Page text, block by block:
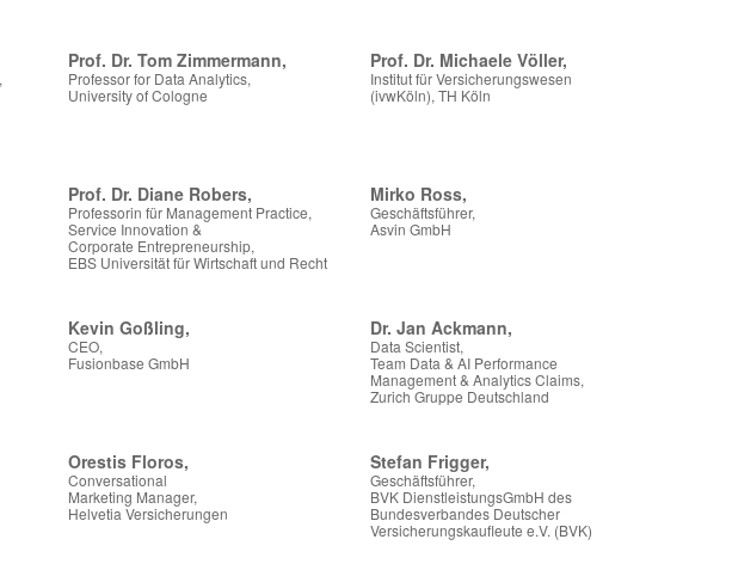
Prof. Dr. Tom Zimmermann,
Professor for Data Analytics,
University of Cologne
Prof. Dr. Michaele Völler,
Institut für Versicherungswesen
(ivwKöln), TH Köln
Prof. Dr. Diane Robers,
Professorin für Management Practice,
Service Innovation &
Corporate Entrepreneurship,
EBS Universität für Wirtschaft und Recht
Mirko Ross,
Geschäftsführer,
Asvin GmbH
Kevin Goßling,
CEO,
Fusionbase GmbH
Dr. Jan Ackmann,
Data Scientist,
Team Data & AI Performance
Management & Analytics Claims,
Zurich Gruppe Deutschland
Orestis Floros,
Conversational
Marketing Manager,
Helvetia Versicherungen
Stefan Frigger,
Geschäftsführer,
BVK DienstleistungsGmbH des
Bundesverbandes Deutscher
Versicherungskaufleute e.V. (BVK)